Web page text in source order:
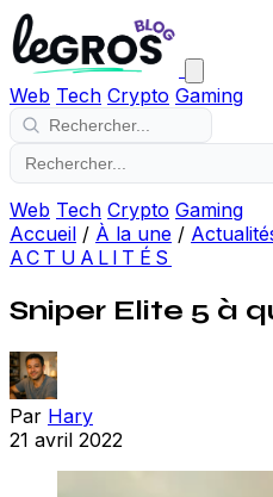
Web Tech Crypto Gaming
Web Tech Crypto Gaming
Accueil / À la une /
ACTUALITÉS
Sniper Elite 5 à
Par Hary
21 avril 2022